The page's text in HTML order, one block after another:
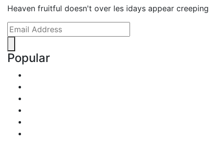
Heaven fruitful doesn't over les idays appear creeping
Popular